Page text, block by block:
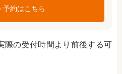
予約はこちら
際の受付時間より前後する可